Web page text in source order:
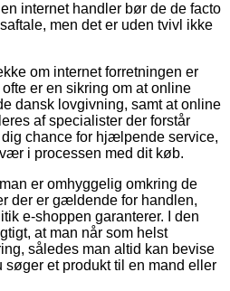
internet handler bør de de facto
men det er uden tvivl ikke
om internet forretningen er
er en sikring om at online
dansk lovgivning, samt at online
af specialister der forstår
chance for hjælpende service,
i processen med dit køb.
er omhyggelig omkring de
der er gældende for handlen,
e-shoppen garanterer. I den
at man når som helst
således man altid kan bevise
søger et produkt til en mand eller